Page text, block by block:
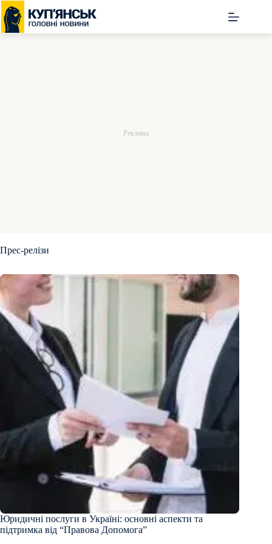
Перейти
до
вмісту
Прес-релізи
Юридичні послуги в Україні: основні аспекти та
підтримка від “Правова Допомога”